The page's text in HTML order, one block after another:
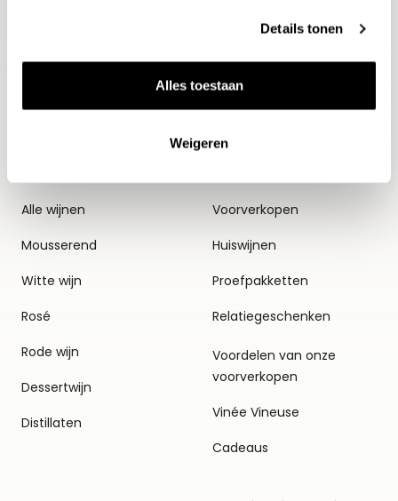
Details tonen
Alles toestaan
Weigeren
Alle wijnen
Mousserend
Witte wijn
Rosé
Rode wijn
Dessertwijn
Distillaten
Thema's
Voorverkopen
Huiswijnen
Proefpakketten
Relatiegeschenken
Voordelen van onze
voorverkopen
Vinée Vineuse
Cadeaus